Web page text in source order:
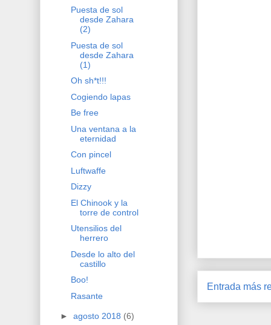
Entrada más
Puesta de sol
desde Zahara
(2)
Puesta de sol
desde Zahara
(1)
Oh sh*t!!!
Cogiendo lapas
Be free
Una ventana a la
eternidad
Con pincel
Luftwaffe
Dizzy
El Chinook y la
torre de control
Utensilios del
herrero
Desde lo alto del
castillo
Boo!
Rasante
► agosto 2018 (6)